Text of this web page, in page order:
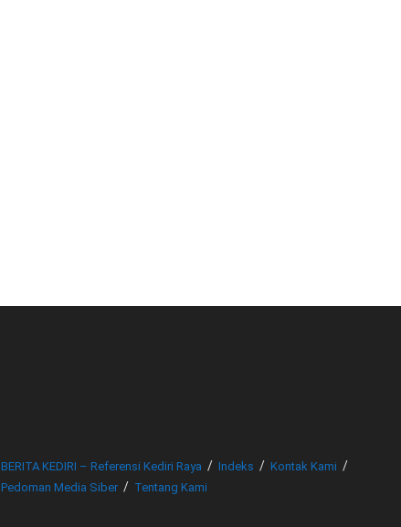
BERITA KEDIRI – Referensi Kediri Raya Indeks
Kontak Kami
Pedoman Media Siber
Tentang Kami